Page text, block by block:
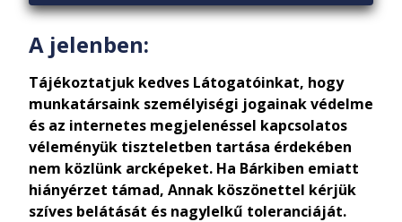
A jelenben:
Tájékoztatjuk kedves Látogatóinkat, hogy
munkatársaink személyiségi jogainak védelme
és az internetes megjelenéssel kapcsolatos
véleményük tiszteletben tartása érdekében
nem közlünk arcképeket. Ha Bárkiben emiatt
hiányérzet támad, Annak köszönettel kérjük
szíves belátását és nagylelkű toleranciáját.